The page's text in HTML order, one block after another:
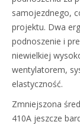
samojezdnego,
projektu. Dwa
podnoszenie i
niewielkiej
wentylatorem,
elastyczność.
Zmniejszona
410A jeszcze